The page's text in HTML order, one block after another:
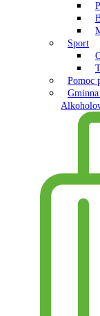
Sport
Pomoc